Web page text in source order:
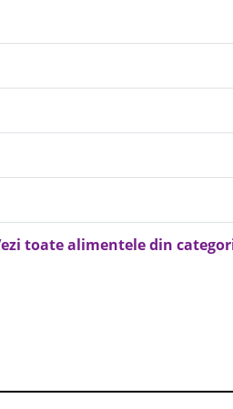
toate alimentele din